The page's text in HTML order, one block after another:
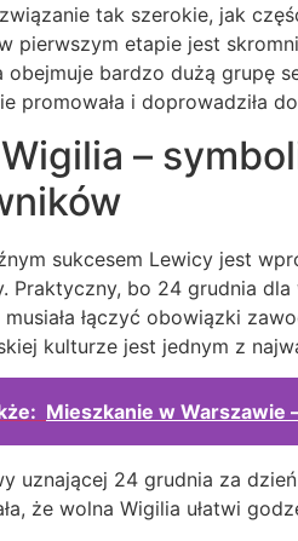
tak szerokie, jak
pierwszym etapie jest
obejmuje bardzo dużą grupę
promowała i doprowadziła
–
sukcesem Lewicy jest
Praktyczny, bo 24 grudnia
łączyć obowiązki
kulturze jest jednym z
Mieszkanie w Warszawie
uznającej 24 grudnia za
że wolna Wigilia ułatwi